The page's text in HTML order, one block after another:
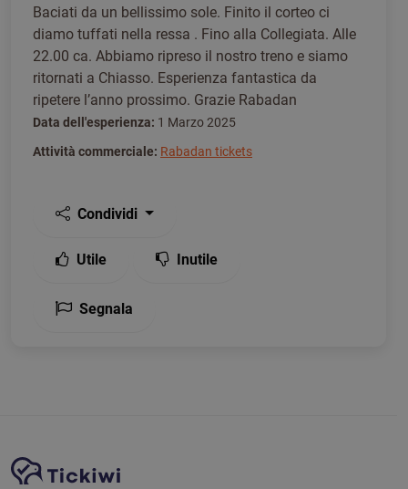
Baciati da un bellissimo sole. Finito il corteo ci
diamo tuffati nella ressa . Fino alla Collegiata. Alle
22.00 ca. Abbiamo ripreso il nostro treno e siamo
ritornati a Chiasso. Esperienza fantastica da
ripetere l’anno prossimo. Grazie Rabadan
Data dell'esperienza: 1 Marzo 2025
Attività commerciale: Rabadan tickets
Condividi
Utile Inutile
Segnala
Navigazione del sito
Piattaforma Tickiwi